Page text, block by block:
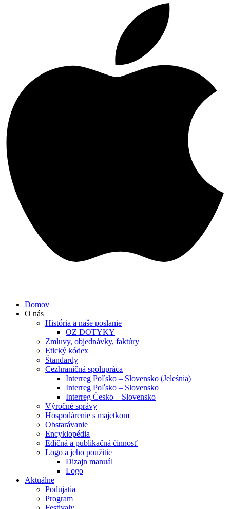
Domov
O nás
História a naše poslanie
OZ DOTYKY
Zmluvy, objednávky, faktúry
Etický kódex
Štandardy
Cezhraničná spolupráca
Interreg Poľsko – Slovensko (Jeleśnia)
Interreg Poľsko – Slovensko
Interreg Česko – Slovensko
Výročné správy
Hospodárenie s majetkom
Obstarávanie
Encyklopédia
Edičná a publikačná činnosť
Logo a jeho použitie
Dizajn manuál
Logo
Aktuálne
Podujatia
Program